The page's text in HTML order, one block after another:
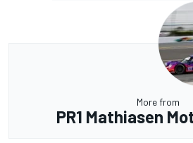
More from
PR1 Mathiasen